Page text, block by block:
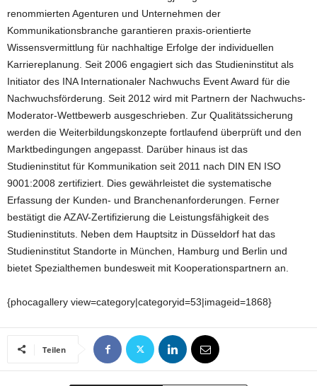
renommierten Agenturen und Unternehmen der
Kommunikationsbranche garantieren praxis-orientierte
Wissensvermittlung für nachhaltige Erfolge der individuellen
Karriereplanung. Seit 2006 engagiert sich das Studieninstitut als
Initiator des INA Internationaler Nachwuchs Event Award für die
Nachwuchsförderung. Seit 2012 wird mit Partnern der Nachwuchs-
Moderator-Wettbewerb ausgeschrieben. Zur Qualitätssicherung
werden die Weiterbildungskonzepte fortlaufend überprüft und den
Marktbedingungen angepasst. Darüber hinaus ist das
Studieninstitut für Kommunikation seit 2011 nach DIN EN ISO
9001:2008 zertifiziert. Dies gewährleistet die systematische
Erfassung der Kunden- und Branchenanforderungen. Ferner
bestätigt die AZAV-Zertifizierung die Leistungsfähigkeit des
Studieninstituts. Neben dem Hauptsitz in Düsseldorf hat das
Studieninstitut Standorte in München, Hamburg und Berlin und
bietet Spezialthemen bundesweit mit Kooperationspartnern an.
{phocagallery view=category|categoryid=53|imageid=1868}
Teilen